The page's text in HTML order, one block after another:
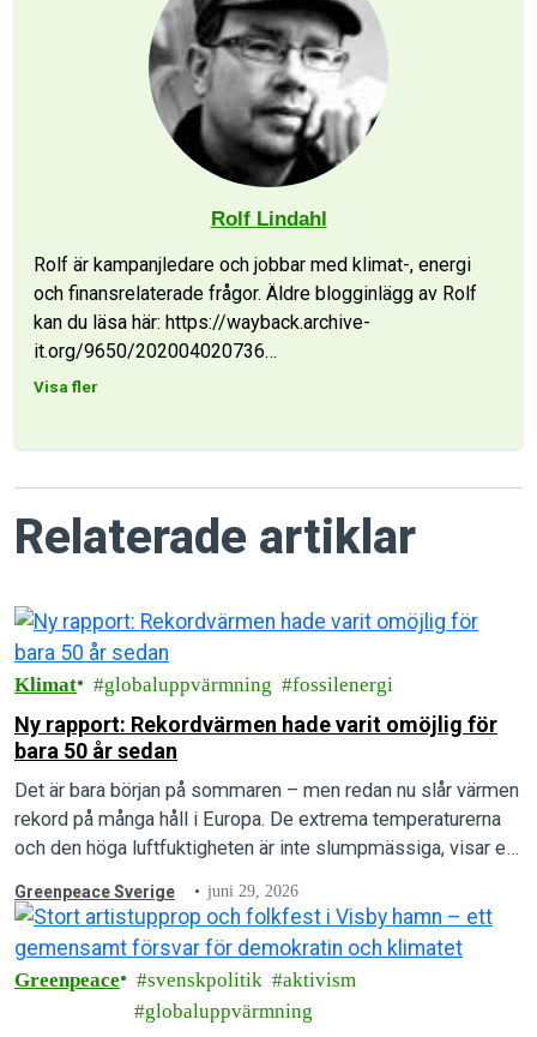
Rolf Lindahl
Rolf är kampanjledare och jobbar med klimat-, energi
och finansrelaterade frågor. Äldre blogginlägg av Rolf
kan du läsa här: https://wayback.archive-
it.org/9650/202004020736…
Visa fler
Relaterade artiklar
Klimat globaluppvärmning fossilenergi
Ny rapport: Rekordvärmen hade varit omöjlig för
bara 50 år sedan
Det är bara början på sommaren – men redan nu slår värmen
rekord på många håll i Europa. De extrema temperaturerna
och den höga luftfuktigheten är inte slumpmässiga, visar en
Greenpeace Sverige juni 29, 2026
Greenpeace svenskpolitik
aktivism
globaluppvärmning